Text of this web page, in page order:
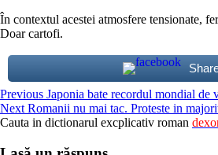
În contextul acestei atmosfere tensionate,
Doar cartofi.
Continue
Reading
Previous Japonia bate recordul mondial de
Next Romanii nu mai tac. Proteste in
Cauta in dictionarul excplicativ roman